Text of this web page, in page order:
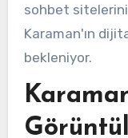
sohbet
Karaman'ın
bekleniyor.